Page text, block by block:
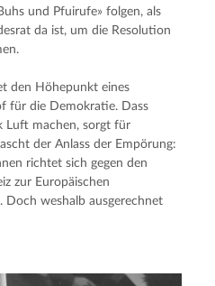
und Pfuirufe» folgen, als
da ist, um die Resolution
den Höhepunkt eines
für die Demokratie. Dass
Luft machen, sorgt für
der Anlass der Empörung:
richtet sich gegen den
zur Europäischen
Doch weshalb ausgerechnet